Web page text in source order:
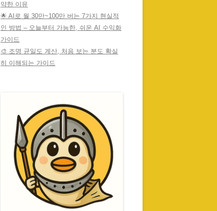
약한 이유
🌟 AI로 월 30만~100만 버는 7가지 현실적
인 방법 – 오늘부터 가능한, 쉬운 AI 수익화
가이드
🎨 조명 균일도 계산, 처음 보는 분도 확실
히 이해되는 가이드